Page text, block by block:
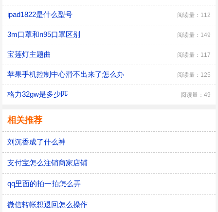
ipad1822是什么型号 阅读量：112
3m口罩和n95口罩区别 阅读量：149
宝莲灯主题曲 阅读量：117
苹果手机控制中心滑不出来了怎么办 阅读量：125
格力32gw是多少匹 阅读量：49
相关推荐
刘沉香成了什么神
支付宝怎么注销商家店铺
qq里面的拍一拍怎么弄
微信转帐想退回怎么操作